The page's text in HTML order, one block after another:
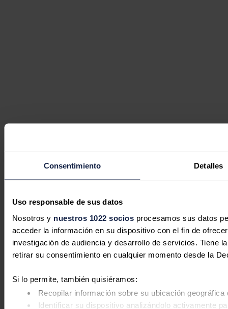
Consentimiento Detalles
Uso responsable de sus datos
Nosotros y nuestros 1022 sociosprocesamos sus datos
acceder la información en su dispositivo con el fin de
investigación de audiencia y desarrollo de servicios. Tiene
retirar su consentimiento en cualquier momento desde la
Si lo permite, también quisiéramos:
Recopilar información sobre su ubicación
Identificar su dispositivo analizándolo activamente